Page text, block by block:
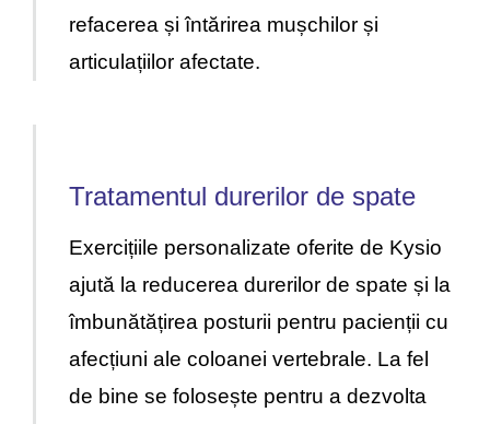
refacerea și întărirea mușchilor și
articulațiilor afectate.
Tratamentul durerilor de spate
Exercițiile personalizate oferite de Kysio
ajută la reducerea durerilor de spate și la
îmbunătățirea posturii pentru pacienții cu
afecțiuni ale coloanei vertebrale. La fel
de bine se folosește pentru a dezvolta